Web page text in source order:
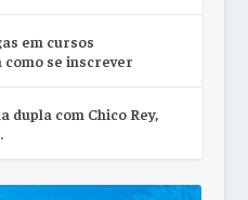
em cursos
se inscrever
dupla com Chico Rey,